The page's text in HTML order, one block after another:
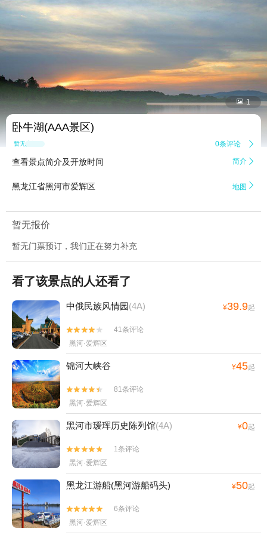
 1
卧牛湖(AAA景区)
暂无点评 0条评论 
查看景点简介及开放时间 简介 
黑龙江省黑河市爱辉区 地图 
暂无报价
暂无门票预订，我们正在努力补充
看了该景点的人还看了
中俄民族风情园(4A) ¥39.9起


41条评论
黑河·爱辉区
锦河大峡谷 ¥45起


81条评论
黑河·爱辉区
黑河市瑷珲历史陈列馆(4A) ¥0起


1条评论
黑河·爱辉区
黑龙江游船(黑河游船码头) ¥50起


6条评论
黑河·爱辉区
